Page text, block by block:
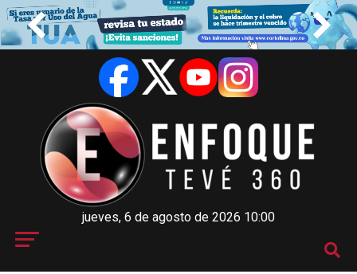
jueves, 6 de agosto de 2026 10:00